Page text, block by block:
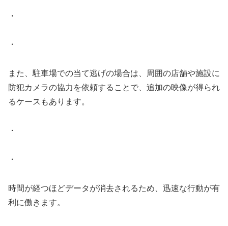
・
・
また、駐車場での当て逃げの場合は、周囲の店舗や施設に
防犯カメラの協力を依頼することで、追加の映像が得られ
るケースもあります。
・
・
時間が経つほどデータが消去されるため、迅速な行動が有
利に働きます。